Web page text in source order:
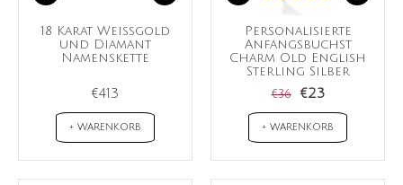
18 Karat Weißgold
und Diamant
Namenskette
€413
+ WARENKORB
Personalisierte
Anfangsbuchst
Charm Old English
Sterling Silber
€36 €23
+ WARENKORB